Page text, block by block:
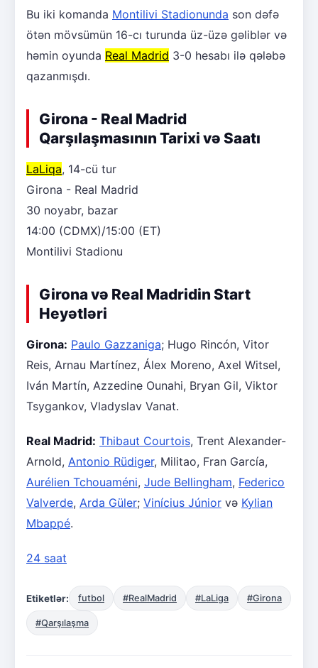
Bu iki komanda Montilivi Stadionunda son dəfə
ötən mövsümün 16-cı turunda üz-üzə gəliblər və
həmin oyunda Real Madrid 3-0 hesabı ilə qələbə
qazanmışdı.
Girona - Real Madrid
Qarşılaşmasının Tarixi və Saatı
LaLiqa, 14-cü tur
Girona - Real Madrid
30 noyabr, bazar
14:00 (CDMX)/15:00 (ET)
Montilivi Stadionu
Girona və Real Madridin Start
Heyətləri
Girona: Paulo Gazzaniga; Hugo Rincón, Vitor
Reis, Arnau Martínez, Álex Moreno, Axel Witsel,
Iván Martín, Azzedine Ounahi, Bryan Gil, Viktor
Tsygankov, Vladyslav Vanat.
Real Madrid: Thibaut Courtois, Trent Alexander-
Arnold, Antonio Rüdiger, Militao, Fran García,
Aurélien Tchouaméni, Jude Bellingham, Federico
Valverde, Arda Güler; Vinícius Júnior və Kylian
Mbappé.
24 saat
Etiketlər: futbol #RealMadrid #LaLiga #Girona
#Qarşılaşma